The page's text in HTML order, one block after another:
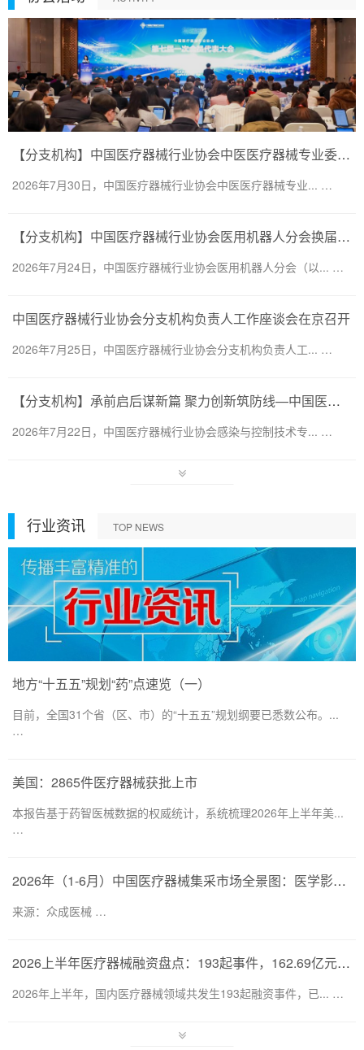
【分支机构】中国医疗器械行业协会中医医疗器械专业委员会换届会议暨第二届一次委员大会圆满召开
2026年7月30日，中国医疗器械行业协会中医医疗器械专业... …
【分支机构】中国医疗器械行业协会医用机器人分会换届会议暨医用机器人创新大会顺利召开
2026年7月24日，中国医疗器械行业协会医用机器人分会（以... …
中国医疗器械行业协会分支机构负责人工作座谈会在京召开
2026年7月25日，中国医疗器械行业协会分支机构负责人工... …
【分支机构】承前启后谋新篇 聚力创新筑防线—中国医疗器械行业协会感染与控制技术专业委员会换届会暨第六届第一次会员代表大会圆满召开
2026年7月22日，中国医疗器械行业协会感染与控制技术专... …
行业资讯 TOP NEWS
地方“十五五”规划“药”点速览（一）
目前，全国31个省（区、市）的“十五五”规划纲要已悉数公布。...
…
美国：2865件医疗器械获批上市
本报告基于药智医械数据的权威统计，系统梳理2026年上半年美...
…
2026年（1-6月）中国医疗器械集采市场全景图：医学影像仍为集采主要目标，部分产品线增速显著
来源：众成医械 …
2026上半年医疗器械融资盘点：193起事件，162.69亿元流向何处？
2026年上半年，国内医疗器械领域共发生193起融资事件，已... …